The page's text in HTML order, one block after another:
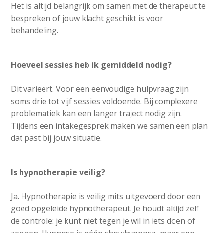
Het is altijd belangrijk om samen met de therapeut te
bespreken of jouw klacht geschikt is voor
behandeling.
Hoeveel sessies heb ik gemiddeld nodig?
Dit varieert. Voor een eenvoudige hulpvraag zijn
soms drie tot vijf sessies voldoende. Bij complexere
problematiek kan een langer traject nodig zijn.
Tijdens een intakegesprek maken we samen een plan
dat past bij jouw situatie.
Is hypnotherapie veilig?
Ja. Hypnotherapie is veilig mits uitgevoerd door een
goed opgeleide hypnotherapeut. Je houdt altijd zelf
de controle: je kunt niet tegen je wil in iets doen of